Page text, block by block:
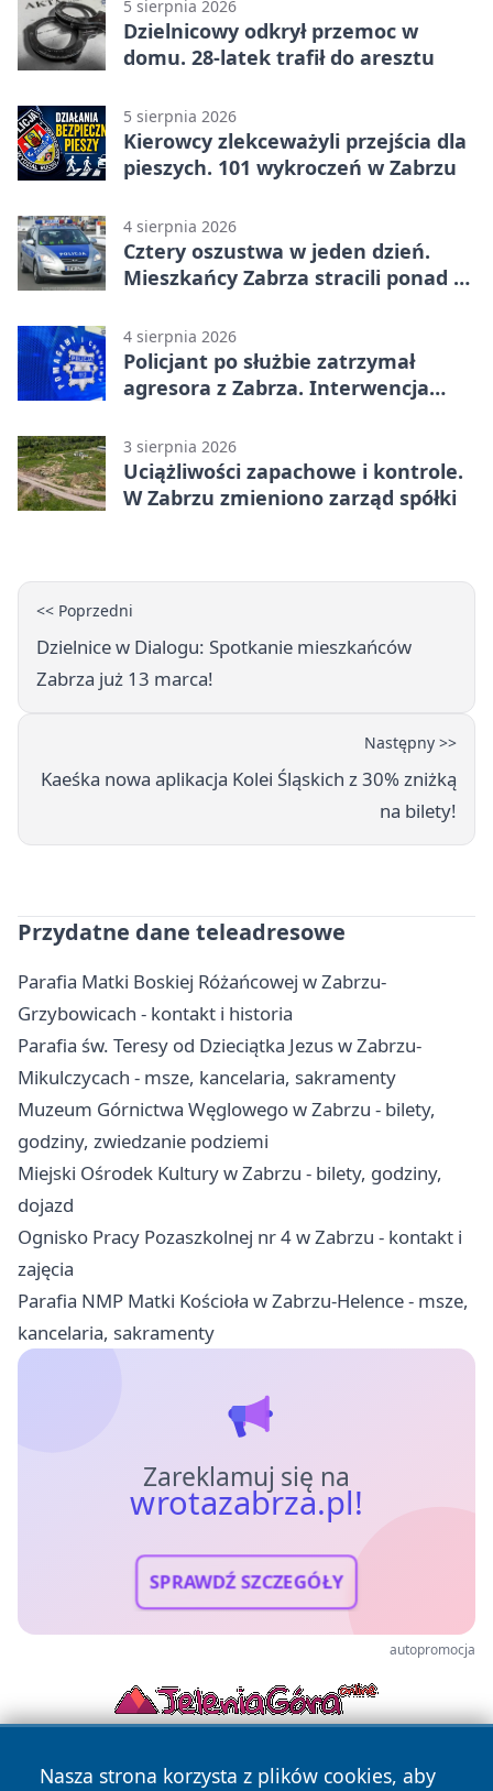
5 sierpnia 2026
Dzielnicowy odkrył przemoc w
domu. 28-latek trafił do aresztu
5 sierpnia 2026
Kierowcy zlekceważyli przejścia dla
pieszych. 101 wykroczeń w Zabrzu
4 sierpnia 2026
Cztery oszustwa w jeden dzień.
Mieszkańcy Zabrza stracili ponad 6
4 sierpnia 2026
Policjant po służbie zatrzymał
agresora z Zabrza. Interwencja
3 sierpnia 2026
Uciążliwości zapachowe i kontrole.
W Zabrzu zmieniono zarząd spółki
<< Poprzedni
Dzielnice w Dialogu: Spotkanie mieszkańców
Zabrza już 13 marca!
Następny >>
Kaeśka nowa aplikacja Kolei Śląskich z 30% zniżką
na bilety!
Przydatne dane teleadresowe
Parafia Matki Boskiej Różańcowej w Zabrzu-
Grzybowicach - kontakt i historia
Parafia św. Teresy od Dzieciątka Jezus w Zabrzu-
Mikulczycach - msze, kancelaria, sakramenty
Muzeum Górnictwa Węglowego w Zabrzu - bilety,
godziny, zwiedzanie podziemi
Miejski Ośrodek Kultury w Zabrzu - bilety, godziny,
dojazd
Ognisko Pracy Pozaszkolnej nr 4 w Zabrzu - kontakt i
zajęcia
Parafia NMP Matki Kościoła w Zabrzu-Helence - msze,
kancelaria, sakramenty
Zareklamuj się na
wrotazabrza.pl!
SPRAWDŹ SZCZEGÓŁY
autopromocja
Nasza strona korzysta z plików cookies, aby